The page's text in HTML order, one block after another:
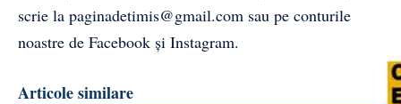
scrie la paginadetimis@gmail.com sau pe conturile
noastre de Facebook și Instagram.
Articole similare